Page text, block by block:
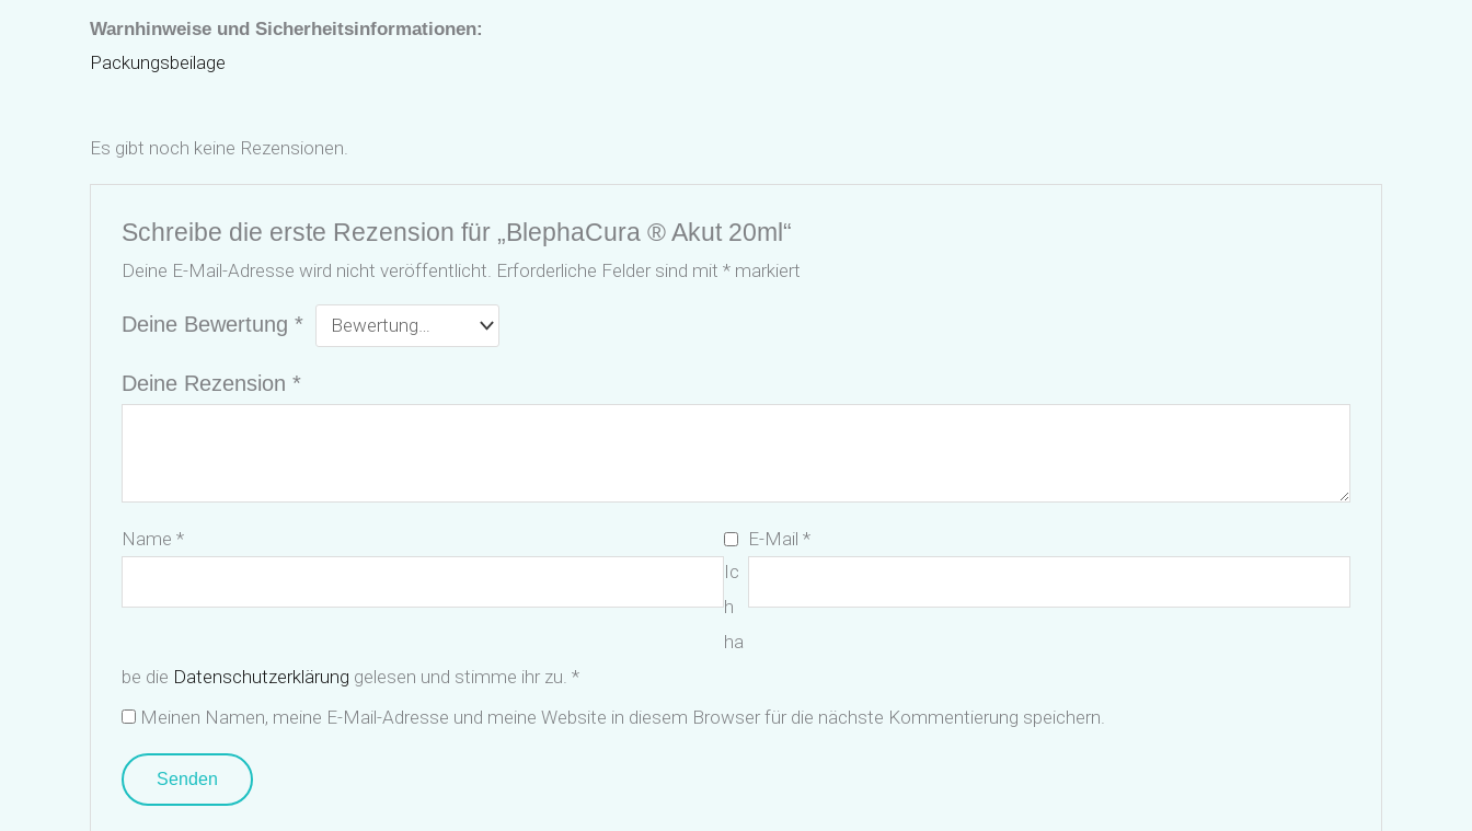
Warnhinweise und Sicherheitsinformationen:
Packungsbeilage
Es gibt noch keine Rezensionen.
Schreibe die erste Rezension für „BlephaCura ® Akut 20ml“
Deine E-Mail-Adresse wird nicht veröffentlicht. Erforderliche Felder sind mit* markiert
Deine Bewertung*
Deine Rezension*
Name* E-Mail*
Ic
h
ha
be die Datenschutzerklärung gelesen und stimme ihr zu. *
Meinen Namen, meine E-Mail-Adresse und meine Website in diesem Browser für die nächste Kommentierung speichern.